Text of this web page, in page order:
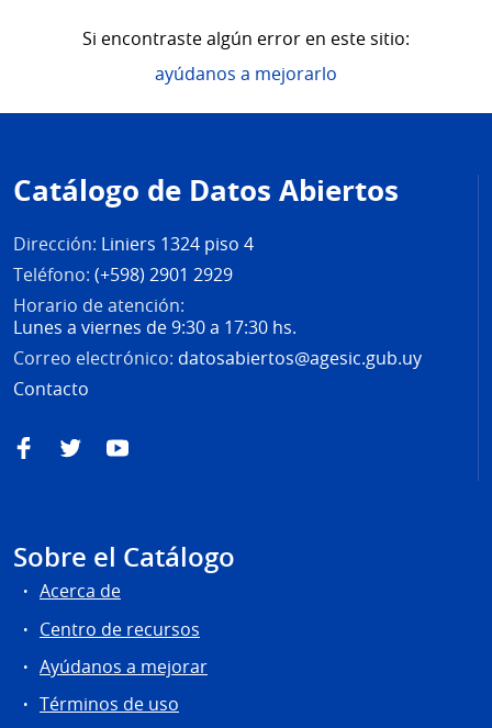
Si encontraste algún error en este sitio:
ayúdanos a mejorarlo
de
página
Catálogo de Datos Abiertos
Dirección: Liniers 1324 piso 4
Teléfono: (+598) 2901 2929
Horario de atención:
Lunes a viernes de 9:30 a 17:30 hs.
Correo electrónico: datosabiertos@agesic.gub.uy
Contacto
FacebookTwitterYouTube
Sobre el Catálogo
Acerca de
Centro de recursos
Ayúdanos a mejorar
Términos de uso